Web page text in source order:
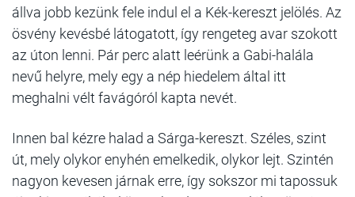
állva jobb kezünk fele indul el a Kék-kereszt jelölés. Az
ösvény kevésbé látogatott, így rengeteg avar szokott
az úton lenni. Pár perc alatt leérünk a Gabi-halála
nevű helyre, mely egy a nép hiedelem által itt
meghalni vélt favágóról kapta nevét.
Innen bal kézre halad a Sárga-kereszt. Széles, szint
út, mely olykor enyhén emelkedik, olykor lejt. Szintén
nagyon kevesen járnak erre, így sokszor mi tapossuk